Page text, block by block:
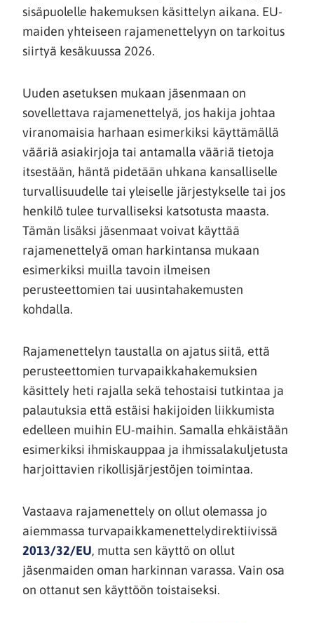
sisäpuolelle hakemuksen käsittelyn aikana. EU-
maiden yhteiseen rajamenettelyyn on tarkoitus
siirtyä kesäkuussa 2026.
Uuden asetuksen mukaan jäsenmaan on
sovellettava rajamenettelyä, jos hakija johtaa
viranomaisia harhaan esimerkiksi käyttämällä
vääriä asiakirjoja tai antamalla vääriä tietoja
itsestään, häntä pidetään uhkana kansalliselle
turvallisuudelle tai yleiselle järjestykselle tai jos
henkilö tulee turvalliseksi katsotusta maasta.
Tämän lisäksi jäsenmaat voivat käyttää
rajamenettelyä oman harkintansa mukaan
esimerkiksi muilla tavoin ilmeisen
perusteettomien tai uusintahakemusten
kohdalla.
Rajamenettelyn taustalla on ajatus siitä, että
perusteettomien turvapaikkahakemuksien
käsittely heti rajalla sekä tehostaisi tutkintaa ja
palautuksia että estäisi hakijoiden liikkumista
edelleen muihin EU-maihin. Samalla ehkäistään
esimerkiksi ihmiskauppaa ja ihmissalakuljetusta
harjoittavien rikollisjärjestöjen toimintaa.
Vastaava rajamenettely on ollut olemassa jo
aiemmassa turvapaikkamenettelydirektiivissä
2013/32/EU (siirryt
toiseen
palveluun)
, mutta sen käyttö on ollut
jäsenmaiden oman harkinnan varassa. Vain osa
on ottanut sen käyttöön toistaiseksi.